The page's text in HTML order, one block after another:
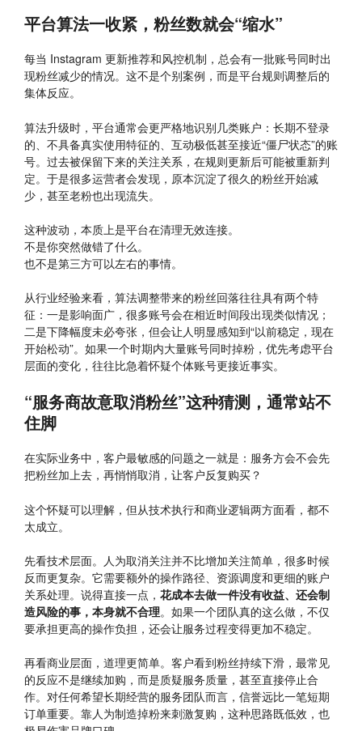
平台算法一收紧，粉丝数就会“缩水”
每当 Instagram 更新推荐和风控机制，总会有一批账号同时出
现粉丝减少的情况。这不是个别案例，而是平台规则调整后的
集体反应。
算法升级时，平台通常会更严格地识别几类账户：长期不登录
的、不具备真实使用特征的、互动极低甚至接近“僵尸状态”的账
号。过去被保留下来的关注关系，在规则更新后可能被重新判
定。于是很多运营者会发现，原本沉淀了很久的粉丝开始减
少，甚至老粉也出现流失。
这种波动，本质上是平台在清理无效连接。
不是你突然做错了什么。
也不是第三方可以左右的事情。
从行业经验来看，算法调整带来的粉丝回落往往具有两个特
征：一是影响面广，很多账号会在相近时间段出现类似情况；
二是下降幅度未必夸张，但会让人明显感知到“以前稳定，现在
开始松动”。如果一个时期内大量账号同时掉粉，优先考虑平台
层面的变化，往往比急着怀疑个体账号更接近事实。
“服务商故意取消粉丝”这种猜测，通常站不
住脚
在实际业务中，客户最敏感的问题之一就是：服务方会不会先
把粉丝加上去，再悄悄取消，让客户反复购买？
这个怀疑可以理解，但从技术执行和商业逻辑两方面看，都不
太成立。
先看技术层面。人为取消关注并不比增加关注简单，很多时候
反而更复杂。它需要额外的操作路径、资源调度和更细的账户
关系处理。说得直接一点， 花成本去做一件没有收益、还会制
造风险的事，本身就不合理。如果一个团队真的这么做，不仅
要承担更高的操作负担，还会让服务过程变得更加不稳定。
再看商业层面，道理更简单。客户看到粉丝持续下滑，最常见
的反应不是继续加购，而是质疑服务质量，甚至直接停止合
作。对任何希望长期经营的服务团队而言，信誉远比一笔短期
订单重要。靠人为制造掉粉来刺激复购，这种思路既低效，也